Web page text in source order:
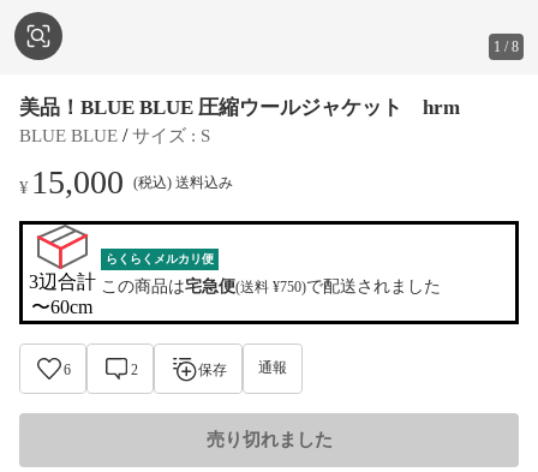
1 /8
美品！BLUE BLUE 圧縮ウールジャケット hrm
BLUE BLUE / サイズ : S
¥ 15,000 (税込) 送料込み
3辺合計
〜60cm
らくらくメルカリ便
この商品は宅急便(送料 ¥750)で配送されました
6 2 保存 通報
売り切れました